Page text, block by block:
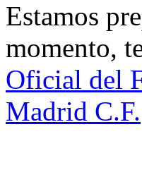
Estamos
momento,
Oficial del
Madrid C.F.